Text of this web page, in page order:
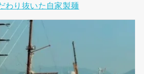
わり抜いた自家製麺